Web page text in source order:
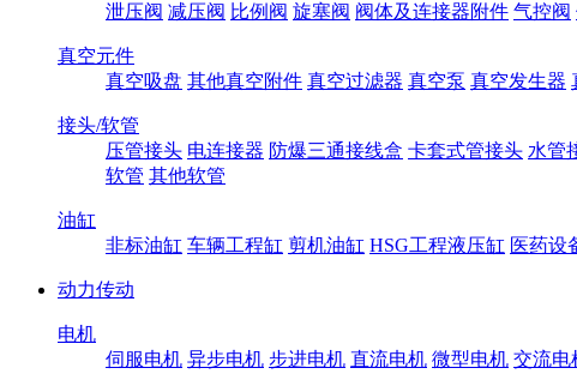
泄压阀 减压阀 比例阀 旋塞阀 阀体及连接器附件 气控阀
真空元件
真空吸盘 其他真空附件 真空过滤器 真空泵 真空发生器
接头/软管
压管接头 电连接器 防爆三通接线盒 卡套式管接头 水管
软管 其他软管
油缸
非标油缸 车辆工程缸 剪机油缸 HSG工程液压缸 医药设
动力传动
电机
伺服电机 异步电机 步进电机 直流电机 微型电机 交流电